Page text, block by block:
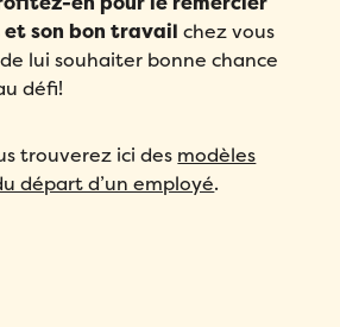
et son bon travail chez vous
lui souhaiter bonne chance
défi!
trouverez ici des modèles
départ d’un employé.